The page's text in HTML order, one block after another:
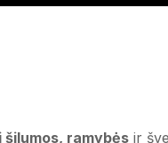
šilumos, ramybėsir